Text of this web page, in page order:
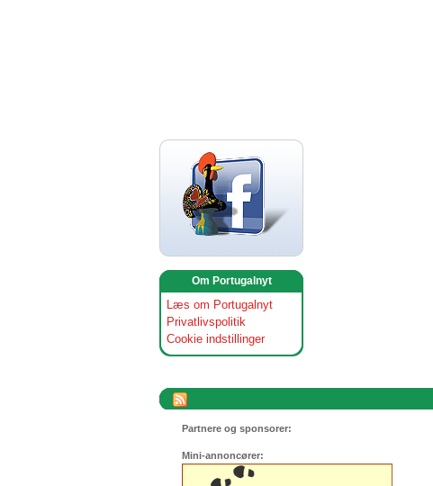
Om Portugalnyt
Læs om Portugalnyt
Privatlivspolitik
Cookie indstillinger
Partnere og sponsorer:
Mini-annoncører: